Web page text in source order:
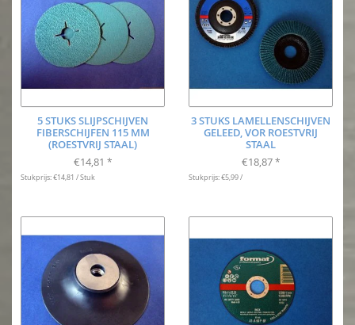
5 STUKS SLIJPSCHIJVEN
FIBERSCHIJFEN 115 MM
(ROESTVRIJ STAAL)
€14,81 *
Stukprijs: €14,81 / Stuk
3 STUKS LAMELLENSCHIJVEN
GELEED, VOR ROESTVRIJ
STAAL
€18,87 *
Stukprijs: €5,99 /